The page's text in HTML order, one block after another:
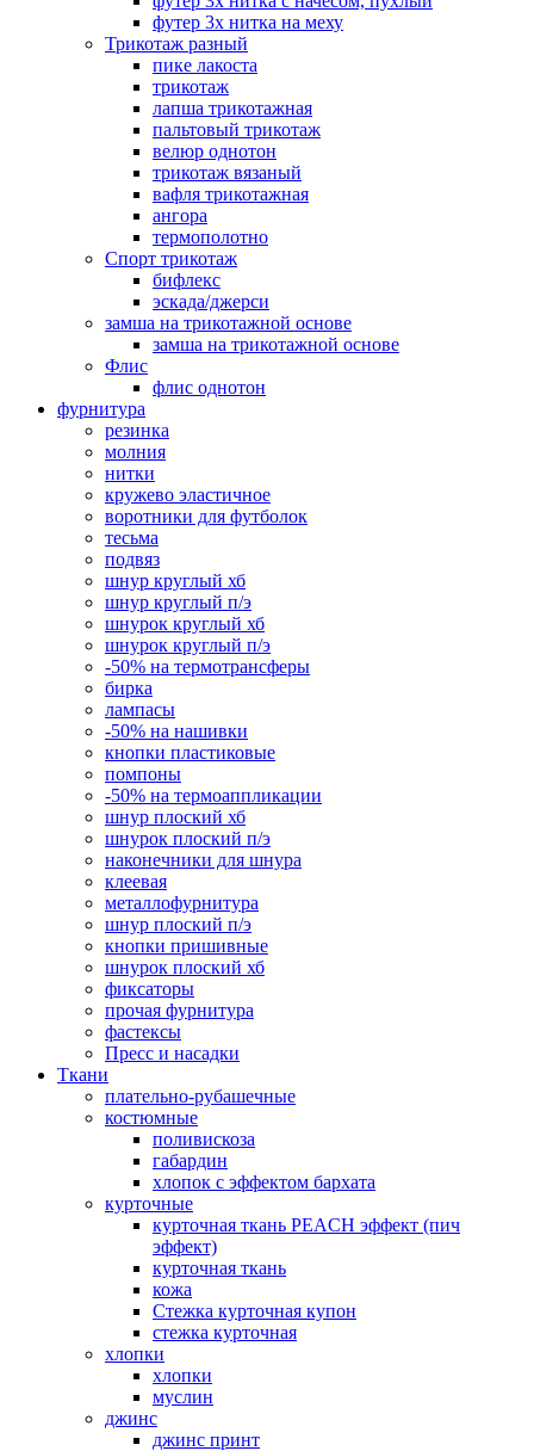
футер 3х нитка на меху
Трикотаж разный
пике лакоста
трикотаж
лапша трикотажная
пальтовый трикотаж
велюр однотон
трикотаж вязаный
вафля трикотажная
ангора
термополотно
Спорт трикотаж
бифлекс
эскада/джерси
замша на трикотажной основе
замша на трикотажной основе
Флис
флис однотон
фурнитура
резинка
молния
нитки
кружево эластичное
воротники для футболок
тесьма
подвяз
шнур круглый хб
шнур круглый п/э
шнурок круглый хб
шнурок круглый п/э
-50% на термотрансферы
бирка
лампасы
-50% на нашивки
кнопки пластиковые
помпоны
-50% на термоаппликации
шнур плоский хб
шнурок плоский п/э
наконечники для шнура
клеевая
металлофурнитура
шнур плоский п/э
кнопки пришивные
шнурок плоский хб
фиксаторы
прочая фурнитура
фастексы
Пресс и насадки
Ткани
плательно-рубашечные
костюмные
поливискоза
габардин
хлопок с эффектом бархата
курточные
курточная ткань PEACH эффект (пич
эффект)
курточная ткань
кожа
Стежка курточная купон
стежка курточная
хлопки
хлопки
муслин
джинс
джинс принт